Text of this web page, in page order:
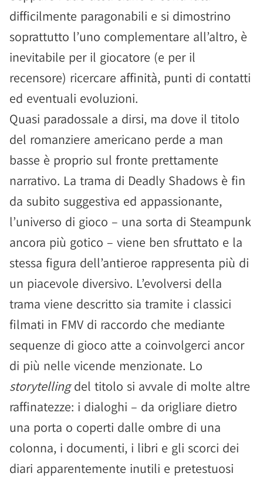
difficilmente paragonabili e si dimostrino
soprattutto l’uno complementare all’altro, è
inevitabile per il giocatore (e per il
recensore) ricercare affinità, punti di contatti
ed eventuali evoluzioni.
Quasi paradossale a dirsi, ma dove il titolo
del romanziere americano perde a man
basse è proprio sul fronte prettamente
narrativo. La trama di Deadly Shadows è fin
da subito suggestiva ed appassionante,
l’universo di gioco – una sorta di Steampunk
ancora più gotico – viene ben sfruttato e la
stessa figura dell’antieroe rappresenta più di
un piacevole diversivo. L’evolversi della
trama viene descritto sia tramite i classici
filmati in FMV di raccordo che mediante
sequenze di gioco atte a coinvolgerci ancor
di più nelle vicende menzionate. Lo
storytellingdel titolo si avvale di molte altre
raffinatezze: i dialoghi – da origliare dietro
una porta o coperti dalle ombre di una
colonna, i documenti, i libri e gli scorci dei
diari apparentemente inutili e pretestuosi